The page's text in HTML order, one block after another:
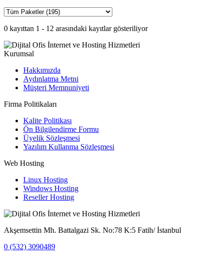
0 kayıttan 1 - 12 arasındaki kayıtlar gösteriliyor
Kurumsal
Hakkımızda
Aydınlatma Metni
Müşteri Memnuniyeti
Firma Politikaları
Kalite Politikası
Ön Bilgilendirme Formu
Üyelik Sözleşmesi
Yazılım Kullanma Sözleşmesi
Web Hosting
Linux Hosting
Windows Hosting
Reseller Hosting
Akşemsettin Mh. Battalgazi Sk. No:78 K:5 Fatih/ İstanbul
0 (532) 3090489